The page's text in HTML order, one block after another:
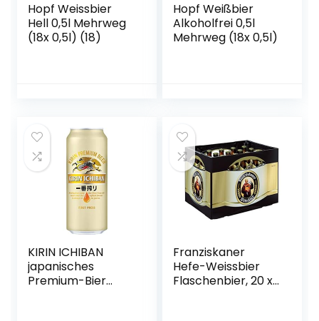
Hopf Weissbier
Hell 0,5l Mehrweg
(18x 0,5l) (18)
Hopf Weißbier
Alkoholfrei 0,5l
Mehrweg (18x 0,5l)
KIRIN ICHIBAN
japanisches
Premium-Bier
Franziskaner
Hefe-Weissbier
Flaschenbier, 20 x